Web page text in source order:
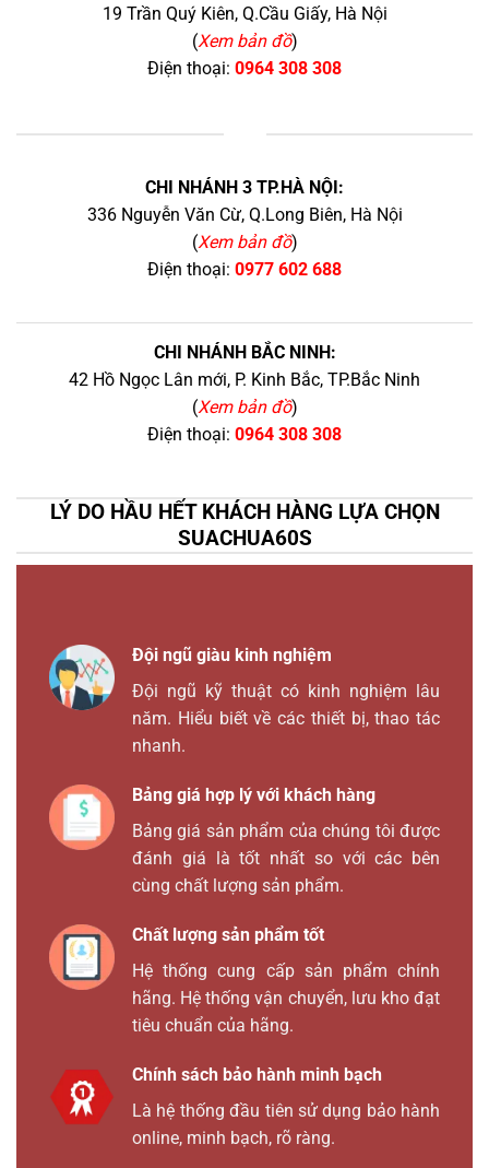
19 Trần Quý Kiên, Q.Cầu Giấy, Hà Nội
(Xem bản đồ)
Điện thoại: 0964 308 308
CHI NHÁNH 3 TP.HÀ NỘI:
336 Nguyễn Văn Cừ, Q.Long Biên, Hà Nội
(Xem bản đồ)
Điện thoại: 0977 602 688
CHI NHÁNH BẮC NINH:
42 Hồ Ngọc Lân mới, P. Kinh Bắc, TP.Bắc Ninh
(Xem bản đồ)
Điện thoại: 0964 308 308
LÝ DO HẦU HẾT KHÁCH HÀNG LỰA CHỌN
SUACHUA60S
Đội ngũ giàu kinh nghiệm
Đội ngũ kỹ thuật có kinh nghiệm lâu
năm. Hiểu biết về các thiết bị, thao tác
nhanh.
Bảng giá hợp lý với khách hàng
Bảng giá sản phẩm của chúng tôi được
đánh giá là tốt nhất so với các bên
cùng chất lượng sản phẩm.
Chất lượng sản phẩm tốt
Hệ thống cung cấp sản phẩm chính
hãng. Hệ thống vận chuyển, lưu kho đạt
tiêu chuẩn của hãng.
Chính sách bảo hành minh bạch
Là hệ thống đầu tiên sử dụng bảo hành
online, minh bạch, rõ ràng.